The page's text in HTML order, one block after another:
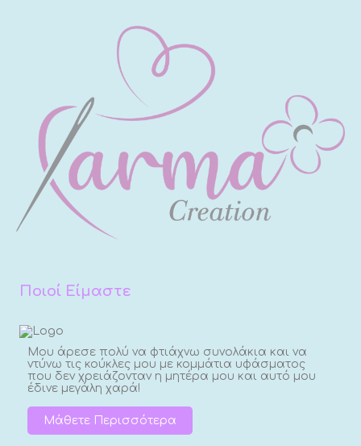
Ποιοί Είμαστε
Μου άρεσε πολύ να φτιάχνω συνολάκια και να
ντύνω τις κούκλες μου με κομμάτια υφάσματος
που δεν χρειάζονταν η μητέρα μου και αυτό μου
έδινε μεγάλη χαρά!
Μάθετε Περισσότερα